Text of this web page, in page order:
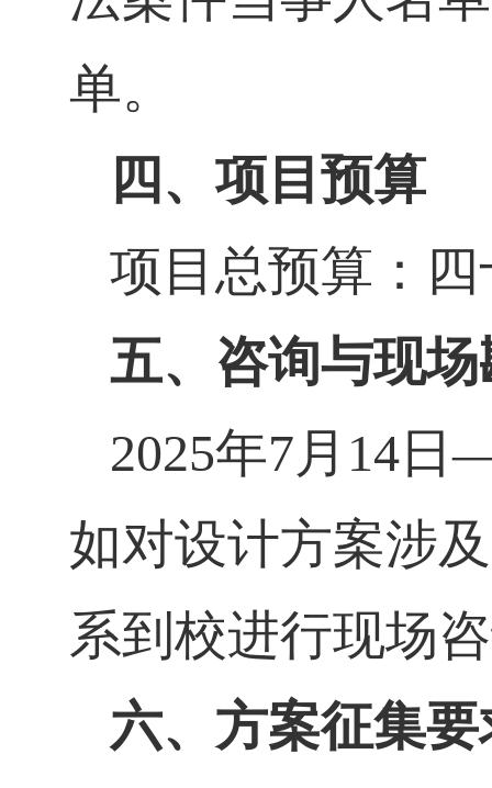
单。
四、项目预算
项目总预算：
五、咨询与现场
2025年7月 14日
如对设计方案涉
系到校进行现场
六、方案征集